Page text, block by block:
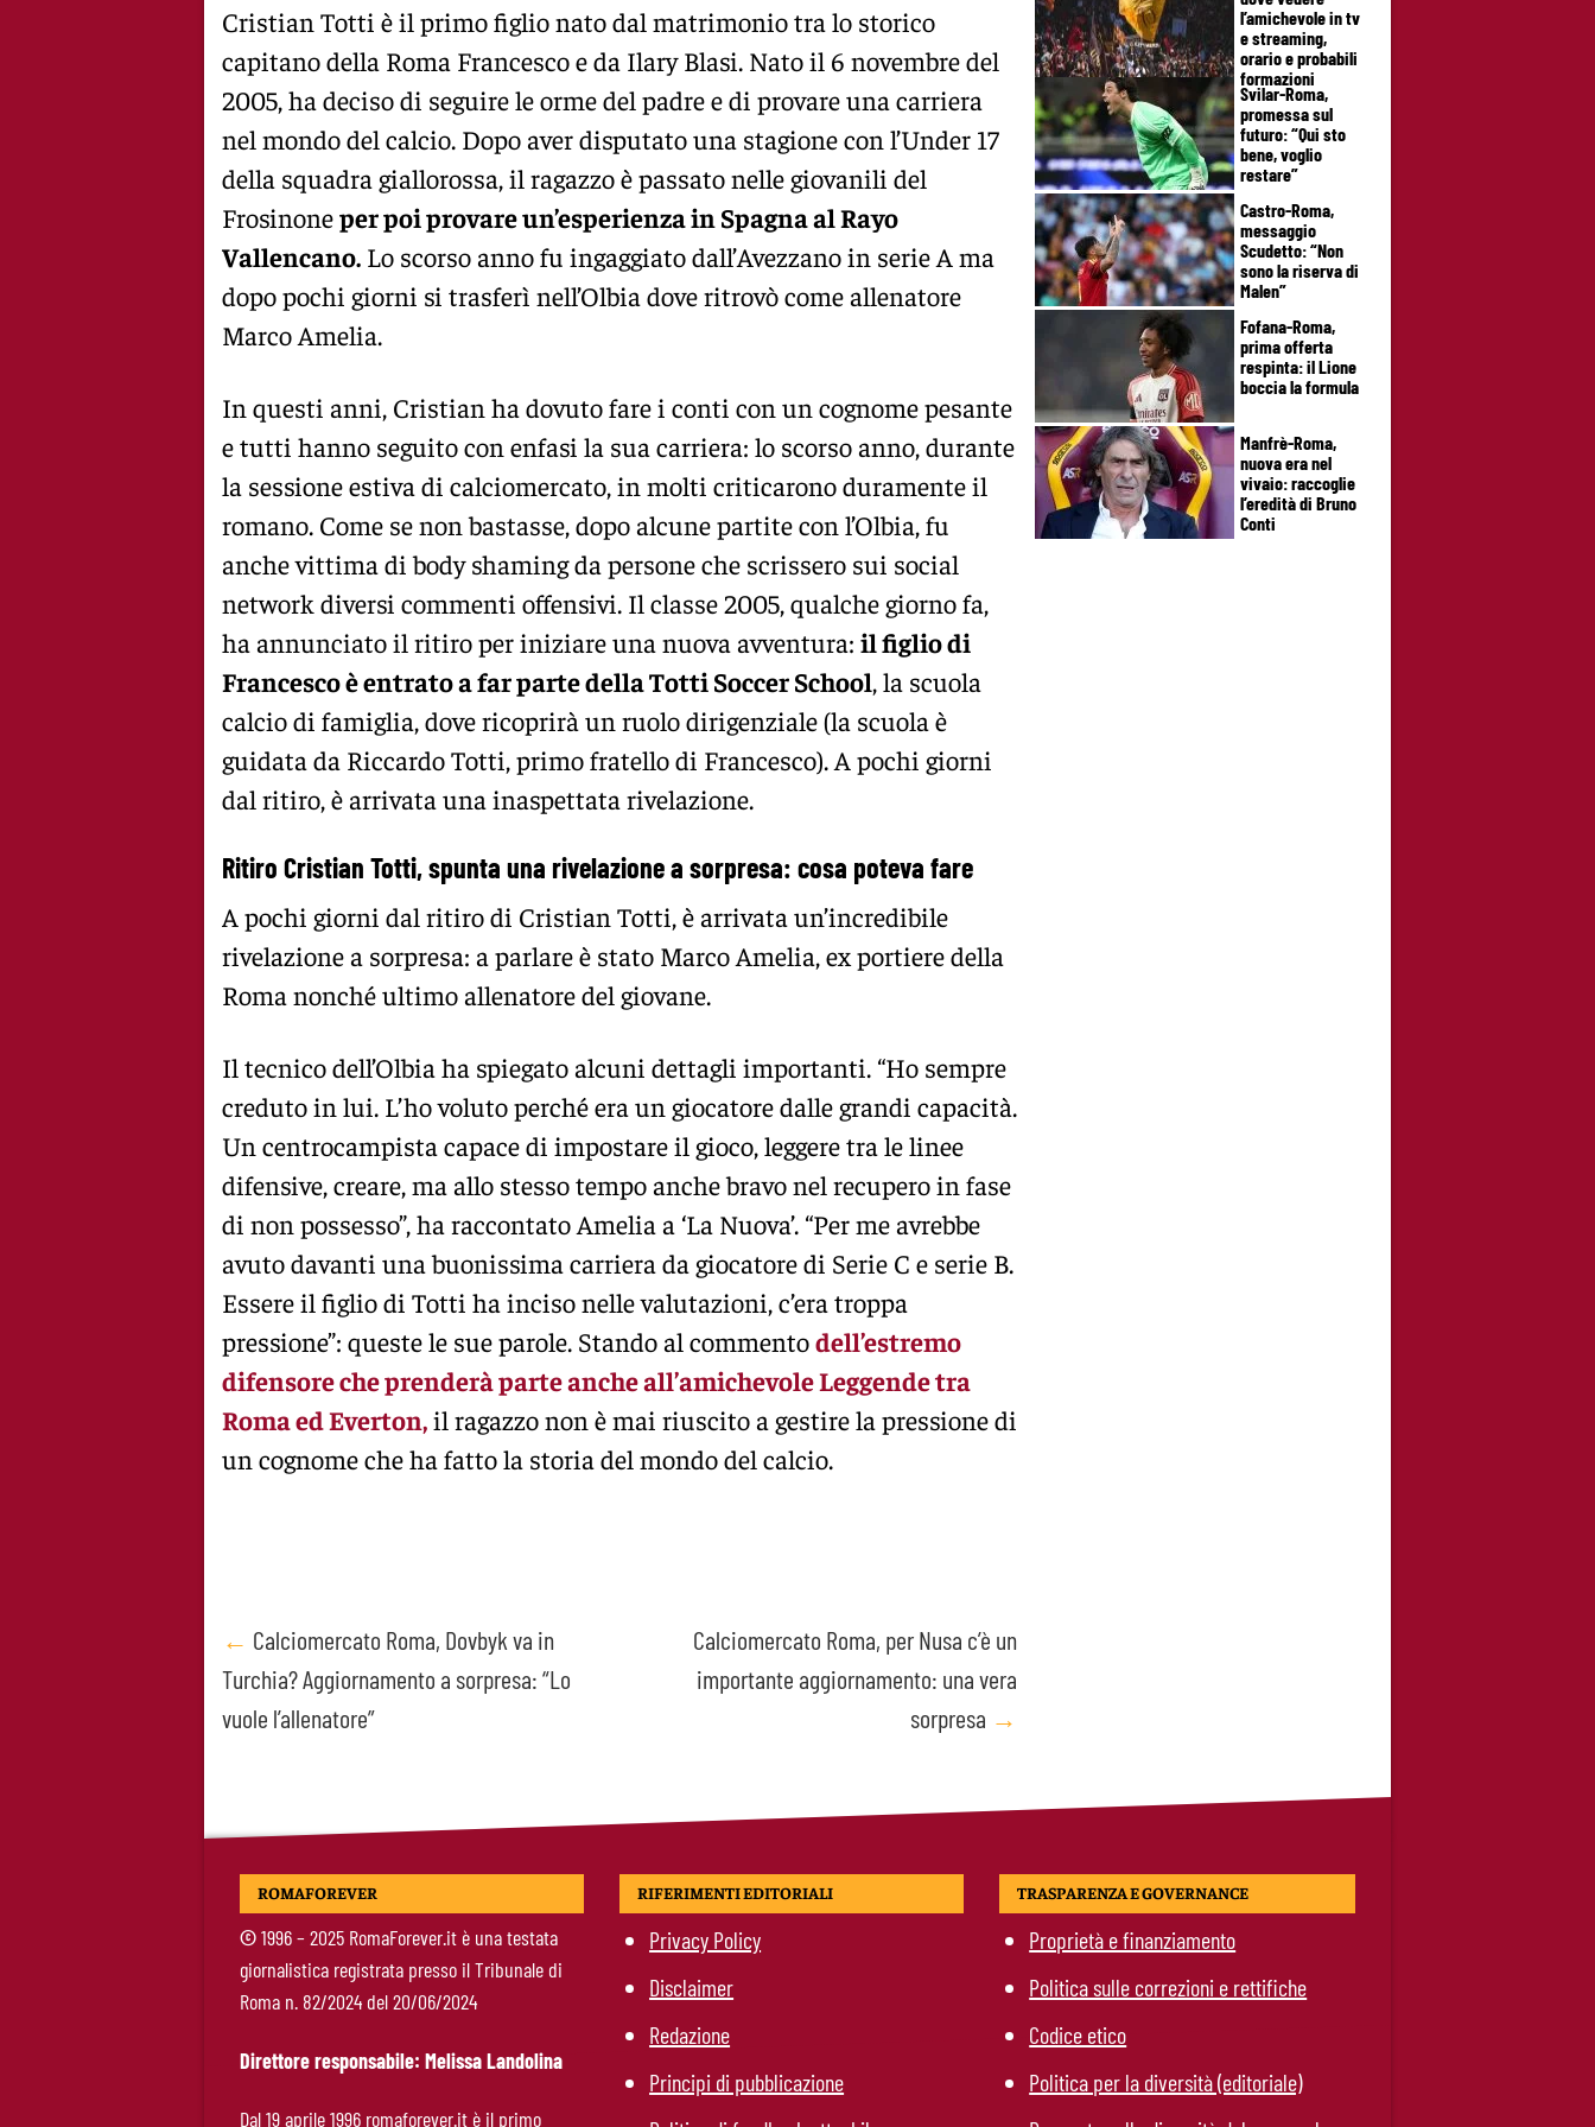
Cristian Totti è il primo figlio nato dal matrimonio tra lo storico
capitano della Roma Francesco e da Ilary Blasi. Nato il 6 novembre del
2005, ha deciso di seguire le orme del padre e di provare una carriera
nel mondo del calcio. Dopo aver disputato una stagione con l’Under 17
della squadra giallorossa, il ragazzo è passato nelle giovanili del
Frosinoneper poi provare un’esperienza in Spagna al Rayo
Vallencano. Lo scorso anno fu ingaggiato dall’Avezzano in serie A ma
dopo pochi giorni si trasferì nell’Olbia dove ritrovò come allenatore
Marco Amelia.
In questi anni, Cristian ha dovuto fare i conti con un cognome pesante
e tutti hanno seguito con enfasi la sua carriera: lo scorso anno, durante
la sessione estiva di calciomercato, in molti criticarono duramente il
romano. Come se non bastasse, dopo alcune partite con l’Olbia, fu
anche vittima di body shaming da persone che scrissero sui social
network diversi commenti offensivi. Il classe 2005, qualche giorno fa,
ha annunciato il ritiro per iniziare una nuova avventura: il figlio di
Francesco è entrato a far parte della Totti Soccer School, la scuola
calcio di famiglia, dove ricoprirà un ruolo dirigenziale (la scuola è
guidata da Riccardo Totti, primo fratello di Francesco). A pochi giorni
dal ritiro, è arrivata una inaspettata rivelazione.
Ritiro Cristian Totti, spunta una rivelazione a sorpresa: cosa poteva fare
A pochi giorni dal ritiro di Cristian Totti, è arrivata un’incredibile
rivelazione a sorpresa: a parlare è stato Marco Amelia, ex portiere della
Roma nonché ultimo allenatore del giovane.
Il tecnico dell’Olbia ha spiegato alcuni dettagli importanti. “Ho sempre
creduto in lui. L’ho voluto perché era un giocatore dalle grandi capacità.
Un centrocampista capace di impostare il gioco, leggere tra le linee
difensive, creare, ma allo stesso tempo anche bravo nel recupero in fase
di non possesso”, ha raccontato Amelia a ‘La Nuova’. “Per me avrebbe
avuto davanti una buonissima carriera da giocatore di Serie C e serie B.
Essere il figlio di Totti ha inciso nelle valutazioni, c’era troppa
pressione”: queste le sue parole. Stando al commentodell’estremo
difensore che prenderà parte anche all’amichevole Leggende tra
Roma ed Everton,il ragazzo non è mai riuscito a gestire la pressione di
un cognome che ha fatto la storia del mondo del calcio.
Post
navigation
← Calciomercato Roma, Dovbyk va in
Turchia? Aggiornamento a sorpresa: “Lo
vuole l’allenatore”
Calciomercato Roma, per Nusa c’è un
importante aggiornamento: una vera
sorpresa →
l’amichevole in tv
e streaming,
orario e probabili
formazioni
Svilar-Roma,
promessa sul
futuro: “Qui sto
bene, voglio
restare”
Castro-Roma,
messaggio
Scudetto: “Non
sono la riserva di
Malen”
Fofana-Roma,
prima offerta
respinta: il Lione
boccia la formula
Manfrè-Roma,
nuova era nel
vivaio: raccoglie
l’eredità di Bruno
Conti
ROMAFOREVER
©1996 – 2025 RomaForever.it è una testata
giornalistica registrata presso il Tribunale di
Roma n. 82/2024 del 20/06/2024
Direttore responsabile: Melissa Landolina
Dal 19 aprile 1996 romaforever.it è il primo
RIFERIMENTI EDITORIALI
Privacy Policy
Disclaimer
Redazione
Principi di pubblicazione
TRASPARENZA E GOVERNANCE
Proprietà e finanziamento
Politica sulle correzioni e rettifiche
Codice etico
Politica per la diversità (editoriale)